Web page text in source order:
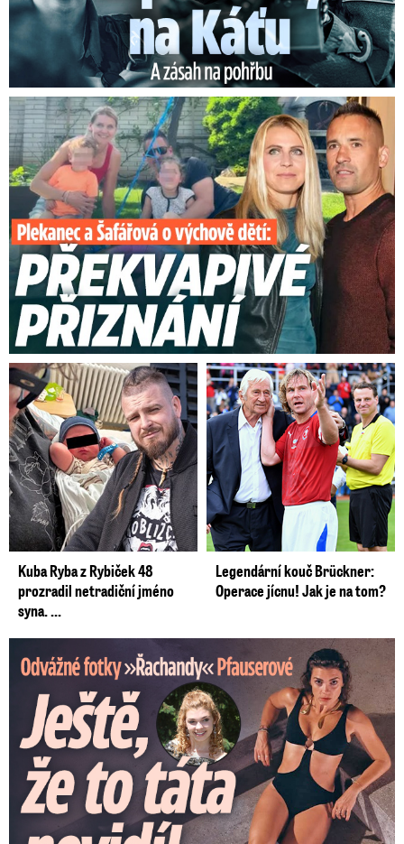
Plekanec a Šafářová o výchově dětí: Překvapivé přiznání
Kuba Ryba z Rybiček 48
prozradil netradiční jméno
syna. ...
Legendární kouč Brückner:
Operace jícnu! Jak je na tom?
Odvážné fotky Denisy Pfauserové: Ještě, že to táta nevidí